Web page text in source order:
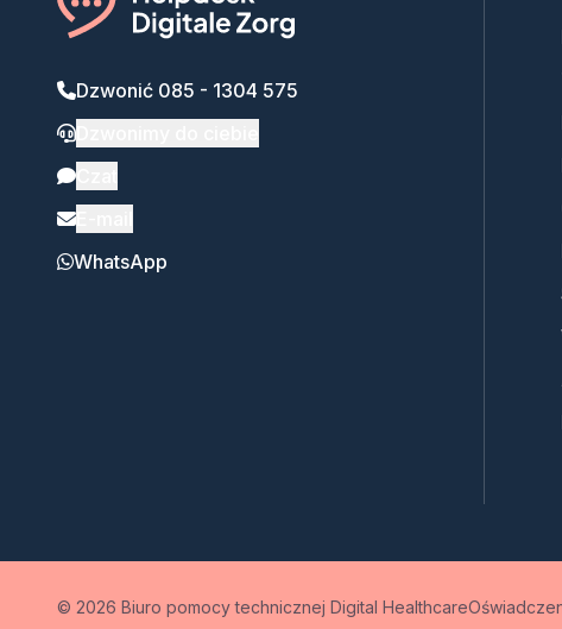
Dzwonić 085 - 1304 575
WhatsApp
© 2026 Biuro pomocy technicznej Digital Healthcare